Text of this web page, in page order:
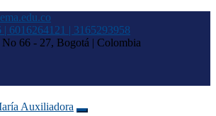
| 6016264121 | 3165293958
No 66 - 27, Bogotá | Colombia